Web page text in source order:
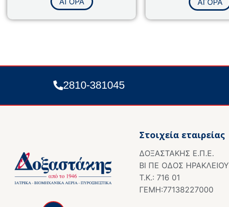
από
από
2810-381045
Στοιχεία εταιρείας
ΔΟΞΑΣΤΑΚΗΣ Ε.Π.Ε.
ΒΙ ΠΕ ΟΔΟΣ ΗΡΑΚΛΕΙΟΥ
Τ.Κ.: 716 01
ΓΕΜΗ:77138227000